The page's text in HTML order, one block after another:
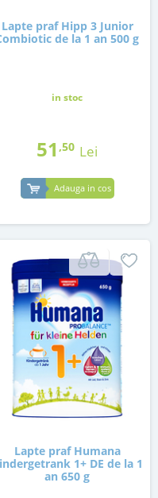
Lapte praf Hipp 3 Junior
de la 1 an 500 g
in stoc
51 ,50 Lei
Adauga in cos
Lapte praf Humana
1+ DE de la 1
an 650 g